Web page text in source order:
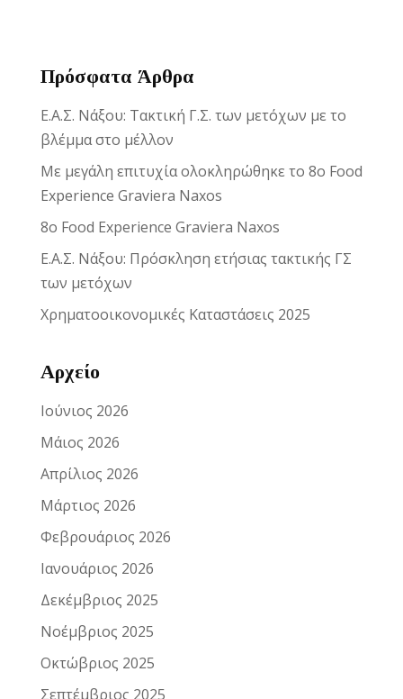
Πρόσφατα Άρθρα
Ε.Α.Σ. Νάξου: Τακτική Γ.Σ. των μετόχων με το
βλέμμα στο μέλλον
Με μεγάλη επιτυχία ολοκληρώθηκε το 8ο Food
Experience Graviera Naxos
8ο Food Experience Graviera Naxos
Ε.Α.Σ. Νάξου: Πρόσκληση ετήσιας τακτικής ΓΣ
των μετόχων
Χρηματοοικονομικές Καταστάσεις 2025
Αρχείο
Ιούνιος 2026
Μάιος 2026
Απρίλιος 2026
Μάρτιος 2026
Φεβρουάριος 2026
Ιανουάριος 2026
Δεκέμβριος 2025
Νοέμβριος 2025
Οκτώβριος 2025
Σεπτέμβριος 2025